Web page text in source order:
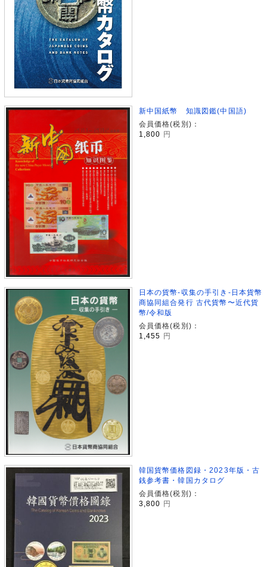
新中国紙幣 知識図鑑(中国語)
会員価格(税別)：
1,800 円
日本の貨幣-収集の手引き-日本貨幣
商協同組合発行 古代貨幣〜近代貨
幣/令和版
会員価格(税別)：
1,455 円
韓国貨幣価格図録・2023年版・古
銭参考書・韓国カタログ
会員価格(税別)：
3,800
円